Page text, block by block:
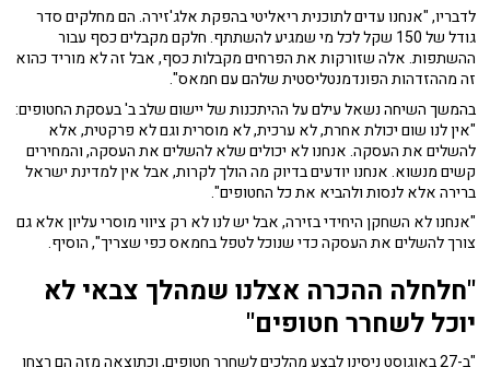
לדבריו, "אנחנו עדים לתוכנית ריאליטי בהפקת אלג'זירה. הם מחלקים סדר
גודל של 150 שקל לכל מי שמגיע להשתתף. חלקם מקבלים כסף עבור
ההשתפות. אלה שזורקות את הפרחים מקבלות כסף, אבל זה לא מוריד כהוא
זה מההזדהות הפונדמנטליסטית שלהם עם חמאס".
בהמשך השיחה נשאל עילם על ההיתכנות של יישום שלב ב' בעסקת החטופים:
"אין לנו שום יכולת אחרת, לא ערכית, לא מוסרית וגם לא פרקטית, אלא
להשלים את העסקה. אנחנו לא יכולים שלא להשלים את העסקה, והמחירים
קשים מנשוא. אנחנו יודעים בדיוק מה הולך לקרות, אבל אין למדינת ישראל
ברירה אלא לנסות ולהביא את כל החטופים".
"אנחנו לא השחקן היחידי בזירה, אבל יש לנו לא רק ציווי מוסרי עליון אלא גם
צורך להשלים את העסקה כדי שנוכל לטפל בחמאס כפי שצריך", הוסיף.
"חלחלה ההכרה אצלנו שמהלך צבאי לא
יוכל לשחרר חטופים"
"ב-27 באוגוסט ניסינו לבצע מהלכים לשחרר חטופים, וכתוצאה מזה הם רצחו